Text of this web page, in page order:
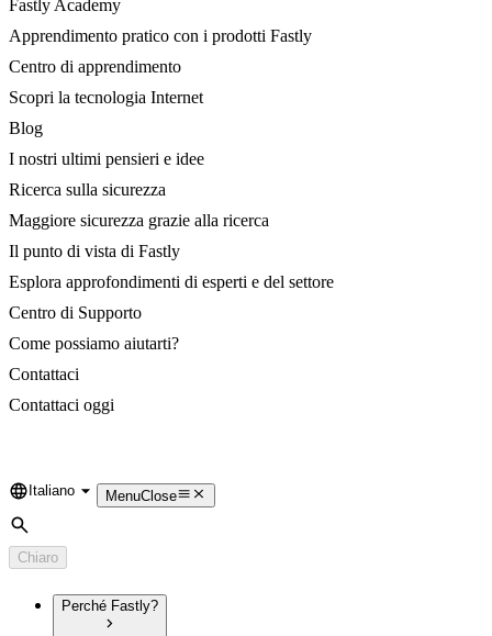
Fastly Academy
Apprendimento pratico con i prodotti Fastly
Centro di apprendimento
Scopri la tecnologia Internet
Blog
I nostri ultimi pensieri e idee
Ricerca sulla sicurezza
Maggiore sicurezza grazie alla ricerca
Il punto di vista di Fastly
Esplora approfondimenti di esperti e del settore
Centro di Supporto
Come possiamo aiutarti?
Contattaci
Contattaci oggi
Language
Italiano MenuClose
Cerca
Chiaro
Perché Fastly?